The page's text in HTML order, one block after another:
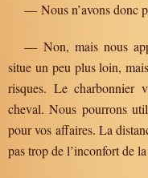
— Nous n’avons donc
— Non, mais nous
situe un peu plus loin,
risques. Le charbonnier
cheval. Nous pourrons
pour vos affaires. La
pas trop de l’inconfort de